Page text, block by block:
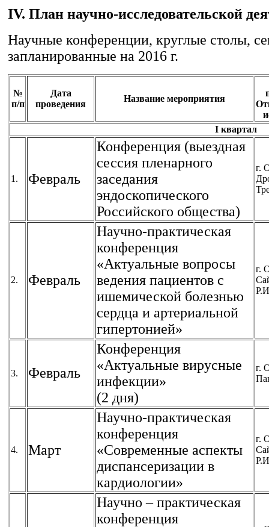
IV. План научно-исследовательской
Научные конференции, круглые столы,
запланированные на 2016 г.
№
п/п
Дата
проведения
Название мероприятия
I квартал
1. Февраль
Конференция (выездная
сессия пленарного
заседания
эндоскопического
Российского общества)
г.
2. Февраль
Научно-практическая
конференция
«Актуальные вопросы
ведения пациентов с
ишемической болезнью
сердца и артериальной
гипертонией»
г.
3. Февраль
Конференция
«Актуальные вирусные
инфекции»
(2 дня)
г.
4. Март
Научно-практическая
конференция
«Современные аспекты
диспансеризации в
кардиологии»
г.
Научно – практическая
конференция